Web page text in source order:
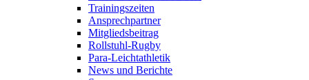
Trainingszeiten
Ansprechpartner
Mitgliedsbeitrag
Rollstuhl-Rugby
Para-Leichtathletik
News und Berichte